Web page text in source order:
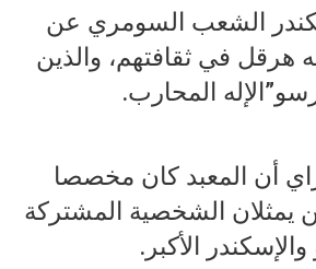
الشعب السومري عن
في ثقافتهم، والذين
المحارب.
راي أن المعبد كان مخصصا
يمثلان الشخصية المشتركة
الأكبر.